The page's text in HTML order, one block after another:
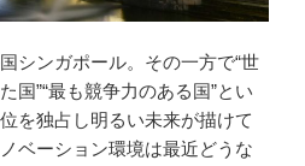
シンガポール。その一方で“世
国”“最も競争力のある国”とい
を独占し明るい未来が描けて
ベーション環境は最近どうな